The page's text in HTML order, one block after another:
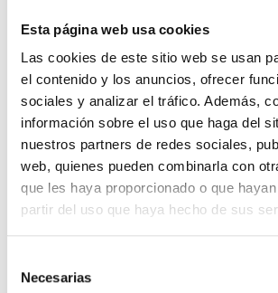
Esta página web usa cookies
Las cookies de este sitio web se usan
el contenido y los anuncios, ofrecer
sociales y analizar el tráfico. Además,
información sobre el uso que haga del
nuestros partners de redes sociales,
web, quienes pueden combinarla con
que les haya proporcionado o que
partir del uso que haya hecho de sus
Necesarias
About Author
Javier Sancho
Propietario y responsable editorial de
Negocios. Consultor de analítica digital
Looker Studio para empresas como